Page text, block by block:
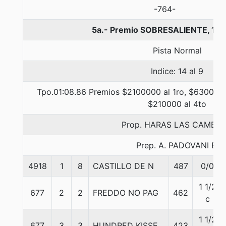
-764-
5a.- Premio SOBRESALIENTE,
Pista Normal
Indice: 14 al 9
Tpo.01:08.86 Premios $2100000 al 1ro,
$210000 al 4to
Prop. HARAS LAS
Prep. A. PADOVANI E.
4918 1 8 CASTILLO DE N 487 0/0
677 2 2 FREDDO NO PAG 462
1 1/2
c
1 1/2